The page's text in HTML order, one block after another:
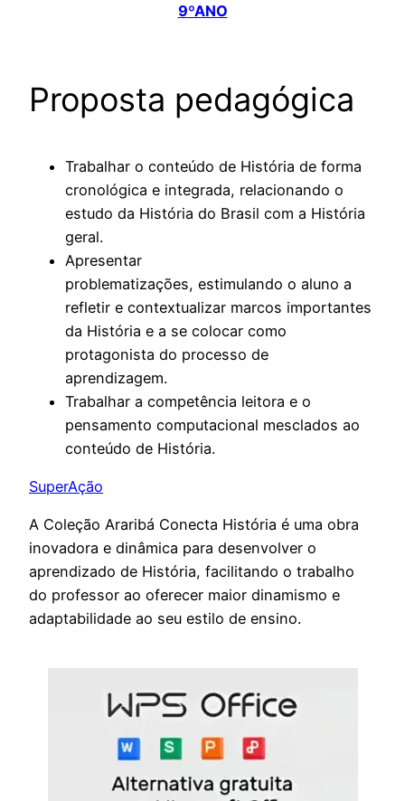
9ºANO
Proposta pedagógica
Trabalhar o conteúdo de História de forma
cronológica e integrada, relacionando o
estudo da História do Brasil com a História
geral.
Apresentar
problematizações, estimulando o aluno a
refletir e contextualizar marcos importantes
da História e a se colocar como
protagonista do processo de
aprendizagem.
Trabalhar a competência leitora e o
pensamento computacional mesclados ao
conteúdo de História.
SuperAção
A Coleção Araribá Conecta História é uma obra
inovadora e dinâmica para desenvolver o
aprendizado de História, facilitando o trabalho
do professor ao oferecer maior dinamismo e
adaptabilidade ao seu estilo de ensino.